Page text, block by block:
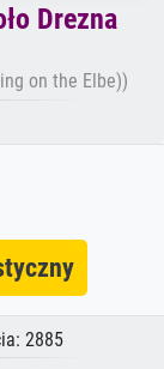
Drezna
on the Elbe))
2885